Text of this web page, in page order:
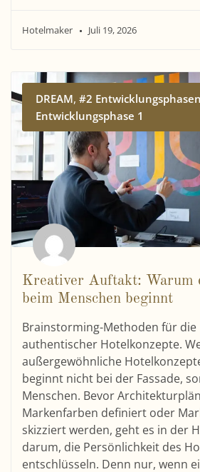
Hotelmaker Juli 19, 2026
DREAM,#2 Entwicklungsphasen
Entwicklungsphase 1
Kreativer Auftakt: Warum
beim Menschen beginnt
Brainstorming-Methoden für die
authentischer Hotelkonzepte.
außergewöhnliche
beginnt nicht bei der Fassade,
Menschen. Bevor
Markenfarben definiert oder
skizziert werden, geht es in der
darum, die Persönlichkeit des
entschlüsseln. Denn nur, wenn